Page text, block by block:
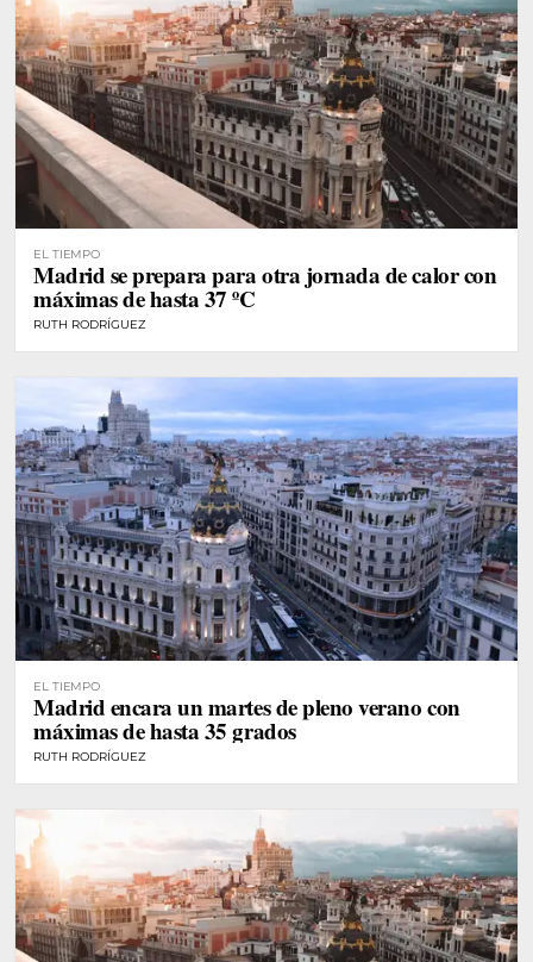
EL TIEMPO
Madrid se prepara para otra jornada de calor con
máximas de hasta 37 ºC
RUTH RODRÍGUEZ
EL TIEMPO
Madrid encara un martes de pleno verano con
máximas de hasta 35 grados
RUTH RODRÍGUEZ